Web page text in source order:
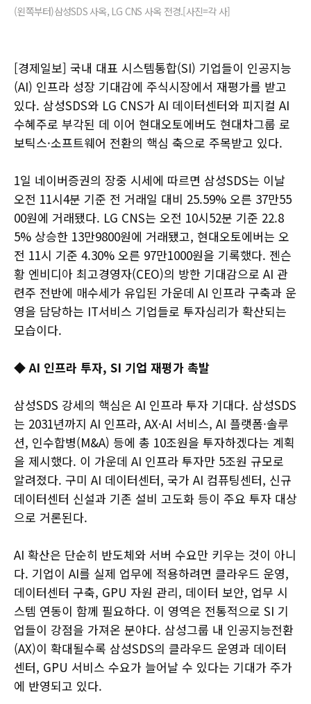
(왼쪽부터)삼성SDS 사옥, LG CNS 사옥 전경.[사진=각 사]
[경제일보] 국내 대표 시스템통합(SI) 기업들이 인공지능
(AI) 인프라 성장 기대감에 주식시장에서 재평가를 받고
있다. 삼성SDS와 LG CNS가 AI 데이터센터와 피지컬 AI
수혜주로 부각된 데 이어 현대오토에버도 현대차그룹 로
보틱스·소프트웨어 전환의 핵심 축으로 주목받고 있다.
1일 네이버증권의 장중 시세에 따르면 삼성SDS는 이날
오전 11시4분 기준 전 거래일 대비 25.59% 오른 37만55
00원에 거래됐다. LG CNS는 오전 10시52분 기준 22.8
5% 상승한 13만9800원에 거래됐고, 현대오토에버는 오
전 11시 기준 4.30% 오른 97만1000원을 기록했다. 젠슨
황 엔비디아 최고경영자(CEO)의 방한 기대감으로 AI 관
련주 전반에 매수세가 유입된 가운데 AI 인프라 구축과 운
영을 담당하는 IT서비스 기업들로 투자심리가 확산되는
모습이다.
◆ AI 인프라 투자, SI 기업 재평가 촉발
삼성SDS 강세의 핵심은 AI 인프라 투자 기대다. 삼성SDS
는 2031년까지 AI 인프라, AX·AI 서비스, AI 플랫폼·솔루
션, 인수합병(M&A) 등에 총 10조원을 투자하겠다는 계획
을 제시했다. 이 가운데 AI 인프라 투자만 5조원 규모로
알려졌다. 구미 AI 데이터센터, 국가 AI 컴퓨팅센터, 신규
데이터센터 신설과 기존 설비 고도화 등이 주요 투자 대상
으로 거론된다.
AI 확산은 단순히 반도체와 서버 수요만 키우는 것이 아니
다. 기업이 AI를 실제 업무에 적용하려면 클라우드 운영,
데이터센터 구축, GPU 자원 관리, 데이터 보안, 업무 시
스템 연동이 함께 필요하다. 이 영역은 전통적으로 SI 기
업들이 강점을 가져온 분야다. 삼성그룹 내 인공지능전환
(AX)이 확대될수록 삼성SDS의 클라우드 운영과 데이터
센터, GPU 서비스 수요가 늘어날 수 있다는 기대가 주가
에 반영되고 있다.